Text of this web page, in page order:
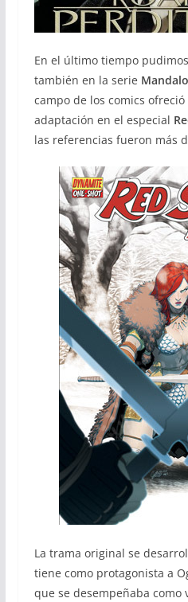
En el último tiempo
también en la serie
campo de los comics
adaptación en el especial
las referencias fueron más
La trama original se
tiene como protagonista a
que se desempeñaba como